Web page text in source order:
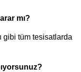
mı?
gibi tüm tesisatlarda